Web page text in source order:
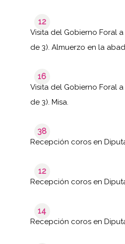
12
Visita del Gobierno Foral a
de 3). Almuerzo en la
16
Visita del Gobierno Foral a
de 3). Misa.
38
Recepción coros en
12
Recepción coros en
14
Recepción coros en